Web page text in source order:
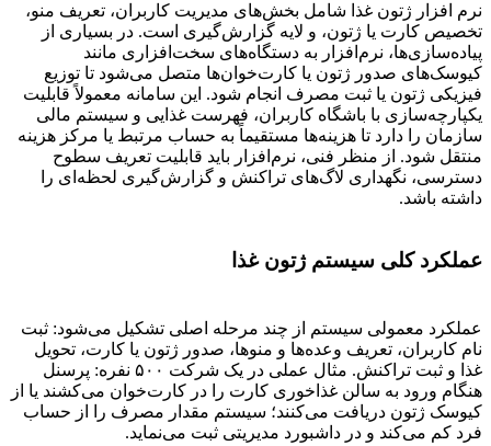
نرم افزار ژتون غذا شامل بخش‌های مدیریت کاربران، تعریف منو،
تخصیص کارت یا ژتون، و لایه گزارش‌گیری است. در بسیاری از
پیاده‌سازی‌ها، نرم‌افزار به دستگاه‌های سخت‌افزاری مانند
کیوسک‌های صدور ژتون یا کارت‌خوان‌ها متصل می‌شود تا توزیع
فیزیکی ژتون یا ثبت مصرف انجام شود. این سامانه معمولاً قابلیت
یکپارچه‌سازی با باشگاه کاربران، فهرست غذایی و سیستم مالی
سازمان را دارد تا هزینه‌ها مستقیماً به حساب مرتبط یا مرکز هزینه
منتقل شود. از منظر فنی، نرم‌افزار باید قابلیت تعریف سطوح
دسترسی، نگهداری لاگ‌های تراکنش و گزارش‌گیری لحظه‌ای را
داشته باشد.
عملکرد کلی سیستم ژتون غذا
عملکرد معمولی سیستم از چند مرحله اصلی تشکیل می‌شود: ثبت
نام کاربران، تعریف وعده‌ها و منوها، صدور ژتون یا کارت، تحویل
غذا و ثبت تراکنش. مثال عملی در یک شرکت ۵۰۰ نفره: پرسنل
هنگام ورود به سالن غذاخوری کارت را در کارت‌خوان می‌کشند یا از
کیوسک ژتون دریافت می‌کنند؛ سیستم مقدار مصرف را از حساب
فرد کم می‌کند و در داشبورد مدیریتی ثبت می‌نماید.